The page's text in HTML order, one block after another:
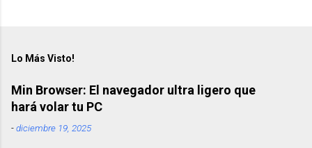
Lo Más Visto!
Min Browser: El navegador ultra ligero que
hará volar tu PC
-diciembre 19, 2025